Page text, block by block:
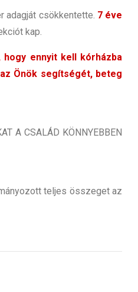
adagját csökkentette. 7 éve
kap.
ennyit kell kórházba
Önök segítségét, beteg
A CSALÁD KÖNNYEBBEN
teljes összeget az